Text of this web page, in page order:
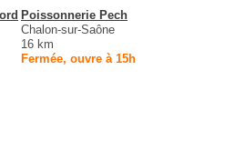
Poissonnerie Pech
Chalon-sur-Saône
16 km
Fermée, ouvre à 15h